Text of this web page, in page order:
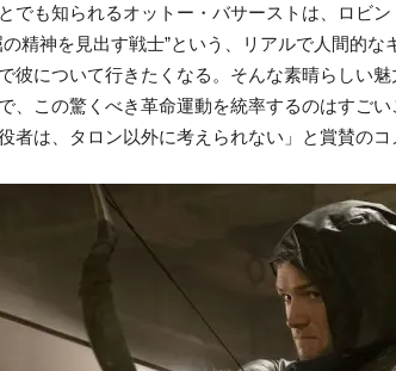
でも知られるオットー・バサーストは、ロビ
精神を見出す戦士”という、リアルで人間的な
彼について行きたくなる。そんな素晴らしい
、この驚くべき革命運動を統率するのはすご
者は、タロン以外に考えられない」と賞賛のコ